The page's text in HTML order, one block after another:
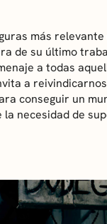
más
de su último
a todas
a
conseguir un
necesidad de